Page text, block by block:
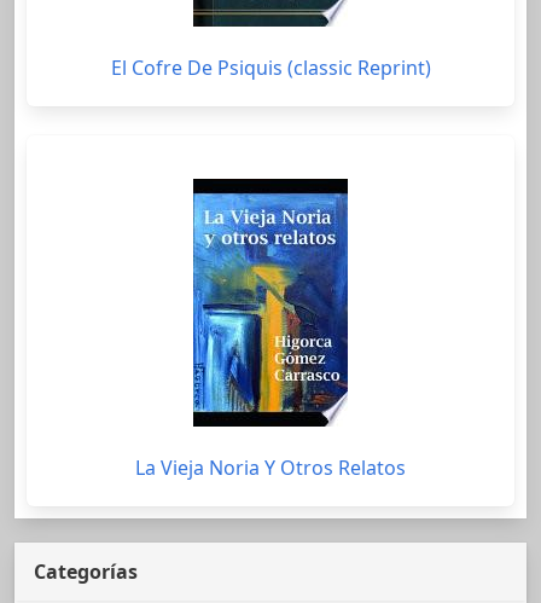
El Cofre De Psiquis (classic Reprint)
La Vieja Noria Y Otros Relatos
Categorías